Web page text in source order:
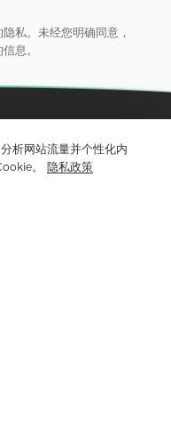
析网站流量并个性化内
。 隐私政策
私。未经您明确同意，
息。
工艺
镇西路398号